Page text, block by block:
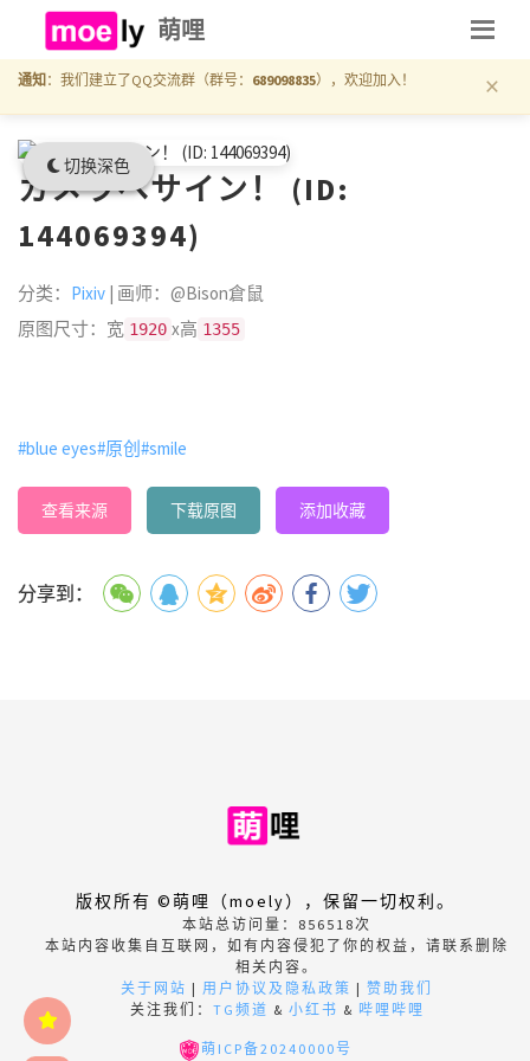
切换深色
萌哩
通知 ：我们建立了QQ交流群（群号： 689098835），欢迎加入！ ×
カメラへサイン！ (ID:
144069394)
分类： Pixiv | 画师：@Bison倉鼠
原图尺寸：宽 1920 x高 1355
#blue eyes#原创 #smile
查看来源 下载原图 添加收藏
分享到：
版权所有 ©萌哩（moely），保留一切权利。
本站总访问量： 856518次
本站内容收集自互联网，如有内容侵犯了你的权益，请联系删除
相关内容。
关于网站 | 用户协议及隐私政策 | 赞助我们
关注我们： TG频道 & 小红书 & 哔哩哔哩
萌ICP备20240000号